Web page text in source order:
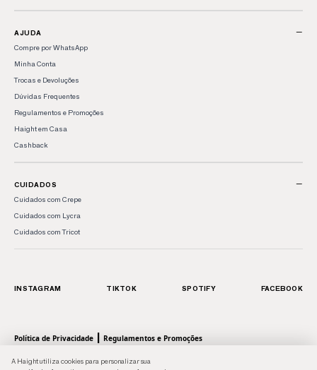
A Haight utiliza cookies para personalizar sua
AJUDA −
Compre por WhatsApp
Minha Conta
Trocas e Devoluções
Dúvidas Frequentes
Regulamentos e Promoções
Haight em Casa
Cashback
CUIDADOS −
Cuidados com Crepe
Cuidados com Lycra
Cuidados com Tricot
INSTAGRAM TIKTOK SPOTIFY FACEBOOK
Política de Privacidade | Regulamentos e Promoções
© 2026 HAIGHT, marca da Shoulder S.A. - Todos os direitos reservados.| Rua Anhaia, 411
- Bom Retiro, SP - 01130-000 | CNPJ: 43.470566/0001-90